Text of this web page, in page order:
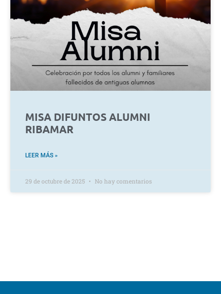
MISA DIFUNTOS ALUMNI
RIBAMAR
LEER MÁS »
29 de octubre de 2025 No hay comentarios